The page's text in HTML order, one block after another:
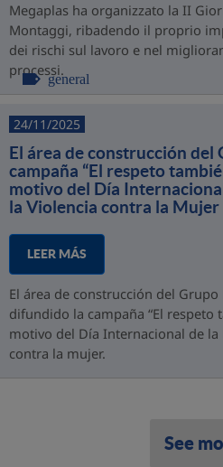
Megaplas ha organizzato la II
Montaggi, ribadendo il proprio
dei rischi sul lavoro e nel
processi.general
24/11/2025
El área de construcción del
campaña “El respeto
motivo del Día
la Violencia contra la Mujer
LEER MÁS
El área de construcción del Grupo
difundido la campaña “El respeto
motivo del Día Internacional de
contra la mujer.
See